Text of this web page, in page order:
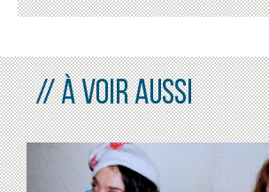
À VOIR AUSSI